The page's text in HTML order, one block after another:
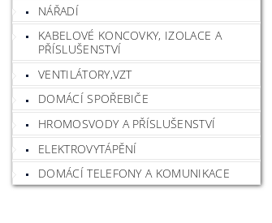
NÁŘADÍ
KABELOVÉ KONCOVKY, IZOLACE A
PŘÍSLUŠENSTVÍ
VENTILÁTORY,VZT
DOMÁCÍ SPOŘEBIČE
HROMOSVODY A PŘÍSLUŠENSTVÍ
ELEKTROVYTÁPĚNÍ
DOMÁCÍ TELEFONY A KOMUNIKACE